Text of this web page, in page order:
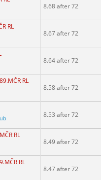
8.68 after 72
RL
8.67 after 72
8.64 after 72
RL
8.58 after 72
8.53 after 72
RL
8.49 after 72
RL
8.47 after 72